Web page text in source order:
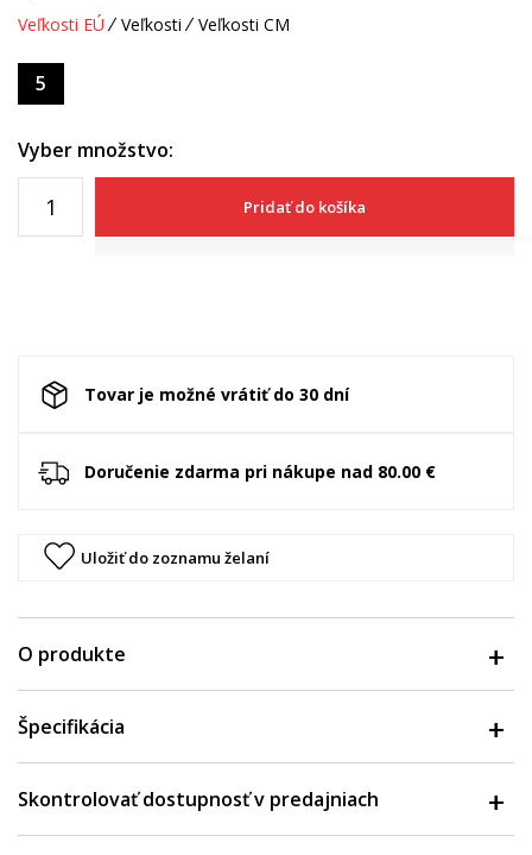
Veľkosti EÚ Veľkosti Veľkosti CM
5
Vyber množstvo:
Pridať do košíka
Tovar je možné vrátiť do 30 dní
Doručenie zdarma pri nákupe nad 80.00 €
Uložiť do zoznamu želaní
O produkte
Špecifikácia
Skontrolovať dostupnosť v predajniach